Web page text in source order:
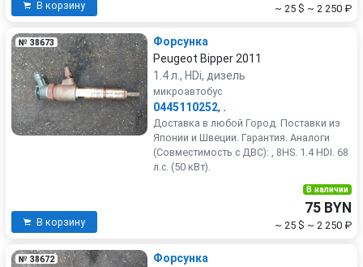
В корзину ~ 25 $ ~ 2 250 ₽
№ 38673
Форсунка
Peugeot Bipper 2011
1.4 л., HDi, дизель
микроавтобус
0445110252, .
Доставка в любой Город. Поставки из
Японии и Швеции. Гарантия. Аналоги
(Совместимость с ДВС): , 8HS. 1.4 HDI. 68
л.с. (50 кВт).
В корзину
В наличии
75 BYN
~ 25 $ ~ 2 250 ₽
№ 38672
Форсунка